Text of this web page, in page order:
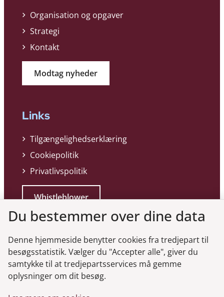
Organisation og opgaver
Strategi
Kontakt
Modtag nyheder
Links
Tilgængelighedserklæring
Cookiepolitik
Privatlivspolitik
Whistleblower
Genveje
Du bestemmer over dine data
Denne hjemmeside benytter cookies fra tredjepart til
besøgsstatistik. Vælger du "Accepter alle", giver du
samtykke til at tredjepartsservices må gemme
oplysninger om dit besøg.